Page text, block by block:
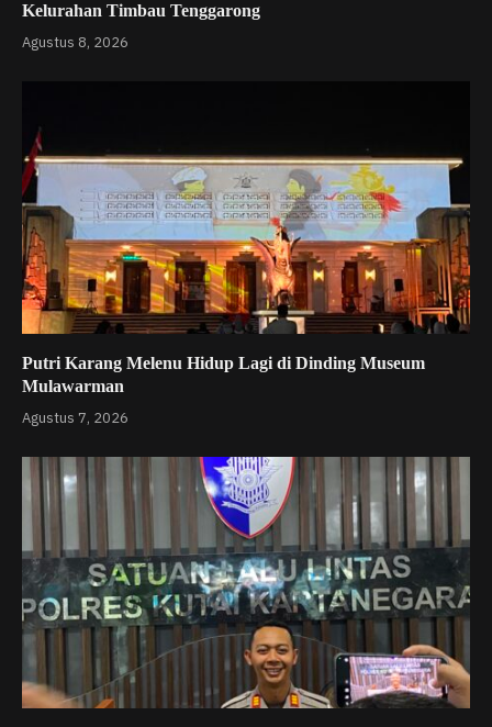
Kelurahan Timbau Tenggarong
Agustus 8, 2026
Putri Karang Melenu Hidup Lagi di Dinding Museum
Mulawarman
Agustus 7, 2026